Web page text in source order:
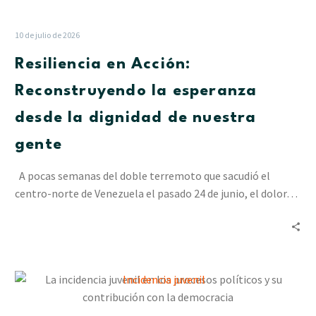
10 de julio de 2026
Resiliencia en Acción:
Reconstruyendo la esperanza
desde la dignidad de nuestra
gente
A pocas semanas del doble terremoto que sacudió el
centro-norte de Venezuela el pasado 24 de junio, el dolor…
La
incidencia